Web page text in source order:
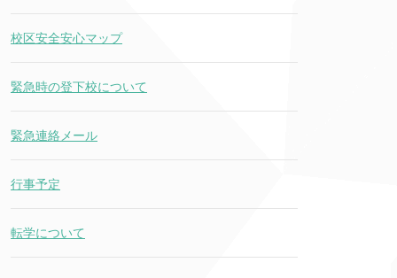
校区安全安心マップ
緊急時の登下校について
緊急連絡メール
行事予定
転学について